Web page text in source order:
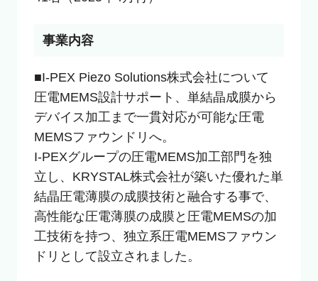
事業内容
■I-PEX Piezo Solutions株式会社について
圧電MEMS設計サポート、単結晶成膜から
デバイス加工まで一貫対応が可能な圧電
MEMSファウンドリへ。
I-PEXグループの圧電MEMS加工部門を独
立し、KRYSTAL株式会社が築いた優れた単
結晶圧電薄膜の成膜技術と融合する事で、
高性能な圧電薄膜の成膜と圧電MEMSの加
工技術を持つ、独立系圧電MEMSファウン
ドリとして設立されました。